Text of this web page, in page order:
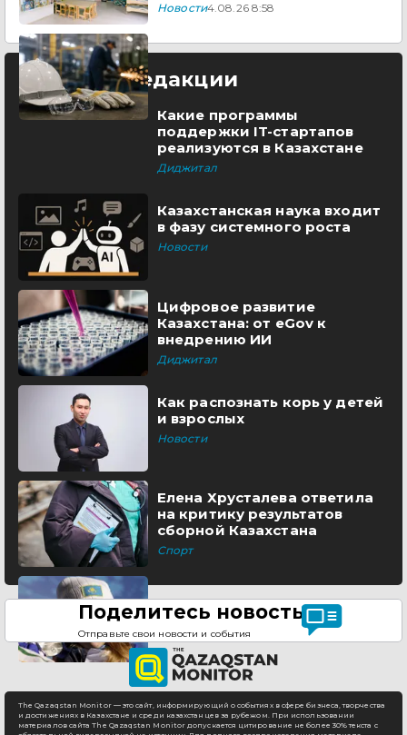
Новости4.08.26 8:58
Выбор редакции
Какие программы
поддержки IT-стартапов
реализуются в Казахстане
Диджитал
Казахстанская наука входит
в фазу системного роста
Новости
Цифровое развитие
Казахстана: от eGov к
внедрению ИИ
Диджитал
Как распознать корь у детей
и взрослых
Новости
Елена Хрусталева ответила
на критику результатов
сборной Казахстана
Спорт
Поделитесь новостью
Отправьте свои новости и события
The Qazaqstan Monitor — это сайт, информирующий о событиях в сфере бизнеса, творчества
и достижениях в Казахстане и среди казахстанцев за рубежом. При использовании
материалов сайта The Qazaqstan Monitor допускается цитирование не более 30% текста с